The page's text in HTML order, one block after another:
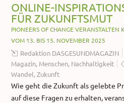
ONLINE-
FÜR ZUKUNFTSMUT
PIONEERS OF CHANGE VERANSTALTEN
VOM 13. BIS 15. NOVEMBER 2025
Redaktion DASGESUNDMAGAZIN
Magazin, Menschen, Nachhaltigkeit
Wandel,Zukunft
Wie geht die Zukunft als gelebte
auf diese Fragen zu erhalten,